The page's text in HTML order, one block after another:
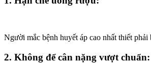
Người mắc bệnh huyết áp cao nhất thiết
2. Không để cân nặng vượt chuẩn: